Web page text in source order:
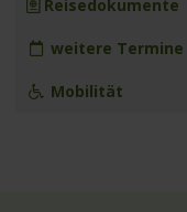
Reisedokumente
weitere Termine
Mobilität